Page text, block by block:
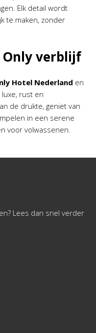
Elk detail wordt
te maken, zonder
Only verblijf
Hotel Nederland en
rust en
de drukte, geniet van
in een serene
voor volwassenen.
Lees dan snel verder